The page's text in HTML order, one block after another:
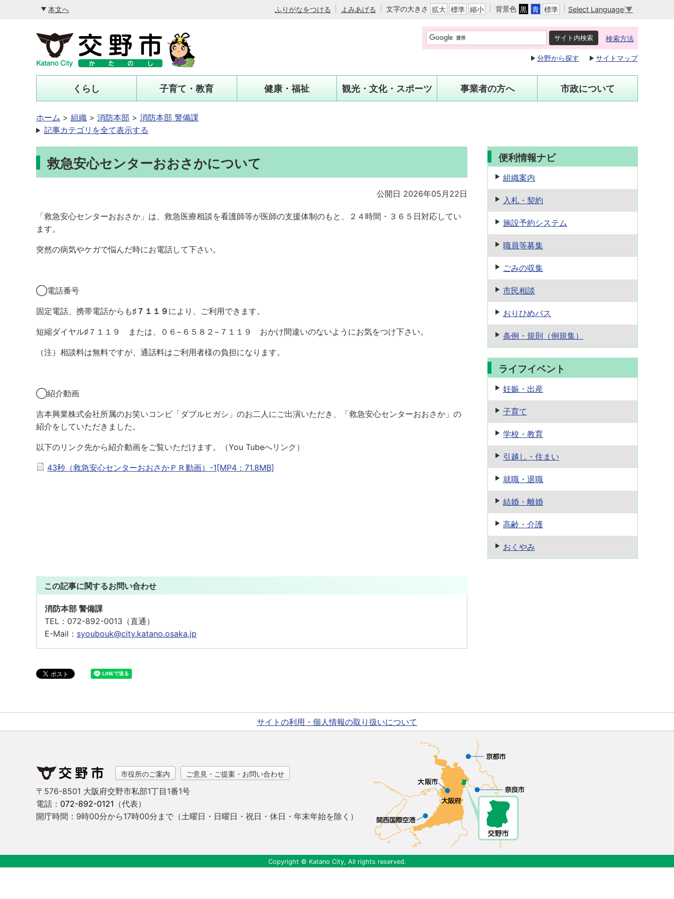
本文へ ふりがなをつける よみあげる 文字の大きさ 拡大 標準 縮小 背景色 黒 青 標準 Select Language ▼
検索方法
分野から探す サイトマップ
くらし 子育て・教育 健康・福祉 観光・文化・スポーツ 事業者の方へ 市政について
ホーム 組織 消防本部
消防本部 警備課
記事カテゴリを全て表示する
救急安心センターおおさかについて
公開日 2026年05月22日
「救急安心センターおおさか」は、救急医療相談を看護師等が医師の支援体制のもと、２４時間・３６５日対応してい
ます。
突然の病気やケガで悩んだ時にお電話して下さい。
◯電話番号
固定電話、携帯電話からも♯７１１９ により、ご利用できます。
短縮ダイヤル♯７１１９ または、０６−６５８２−７１１９ おかけ間違いのないようにお気をつけ下さい。
（注）相談料は無料ですが、通話料はご利用者様の負担になります。
◯紹介動画
吉本興業株式会社所属のお笑いコンビ「ダブルヒガシ」のお二人にご出演いただき、「救急安心センターおおさか」の
紹介をしていただきました。
以下のリンク先から紹介動画をご覧いただけます。（You Tubeへリンク）
43秒（救急安心センターおおさかＰＲ動画）-1[MP4：71.8MB]
この記事に関するお問い合わせ
消防本部 警備課
TEL： 072-892-0013（直通）
E-Mail： syoubouk@city.katano.osaka.jp
便利情報ナビ
組織案内
入札・契約
施設予約システム
職員等募集
ごみの収集
市民相談
おりひめバス
条例・規則 （例規集）
ライフイベント
妊娠・出産
子育て
学校・教育
引越し・住まい
就職・退職
結婚・離婚
高齢・介護
おくやみ
サイトの利用・個人情報の取り扱いについて
市役所のご案内 ご意見・ご提案・お問い合わせ
〒576-8501 大阪府交野市私部1丁目1番1号
電話： 072-892-0121 （代表）
開庁時間：9時00分から17時00分まで （土曜日・日曜日・祝日・休日・年末年始を除く）
Copyright © Katano City, All rights reserved.